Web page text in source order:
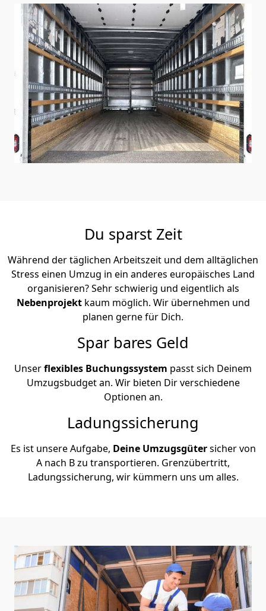
Du sparst Zeit
Während der täglichen Arbeitszeit und dem alltäglichen
Stress einen Umzug in ein anderes europäisches Land
organisieren? Sehr schwierig und eigentlich als
Nebenprojekt kaum möglich. Wir übernehmen und
planen gerne für Dich.
Spar bares Geld
Unserflexibles Buchungssystem passt sich Deinem
Umzugsbudget an. Wir bieten Dir verschiedene
Optionen an.
Ladungssicherung
Es ist unsere Aufgabe, Deine Umzugsgütersicher von
A nach B zu transportieren. Grenzübertritt,
Ladungssicherung, wir kümmern uns um alles.